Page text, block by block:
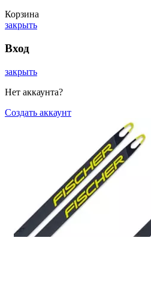
Корзина
закрыть
Вход
закрыть
Нет аккаунта?
Создать аккаунт